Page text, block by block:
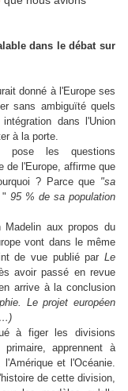
dans le débat sur
donné à l'Europe ses
sans ambiguïté quels
dans l'Union
à la porte.
pose les questions
de l'Europe, affirme que
? Parce que "sa
" 95 % de sa population
Madelin aux propos du
vont dans le même
de vue publié par Le
avoir passé en revue
arrive à la conclusion
Le projet européen
à figer les divisions
apprennent à
et l'Océanie.
de cette division,